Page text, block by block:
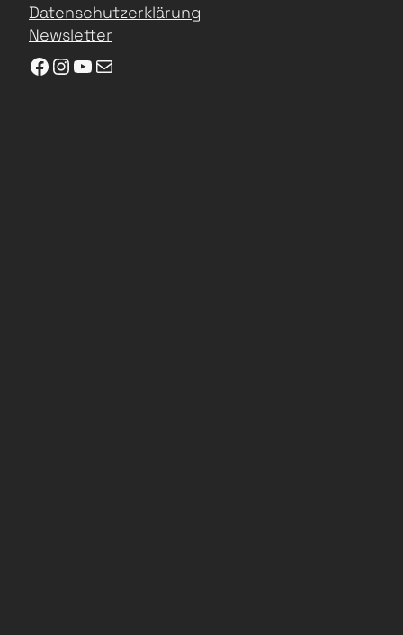
Datenschutzerklärung
Newsletter
Facebook
Instagram
YouTube
E-Mail